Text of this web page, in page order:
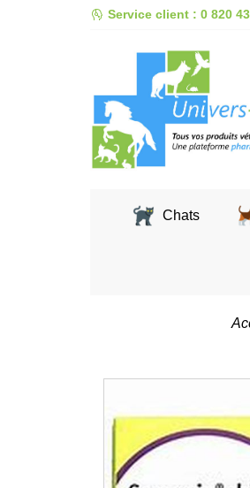
Service client : 0 820
Chats